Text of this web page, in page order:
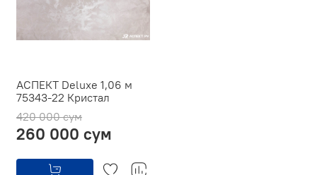
АСПЕКТ Deluxe 1,06 м
75343-22 Кристал
420 000 сум
260 000 сум